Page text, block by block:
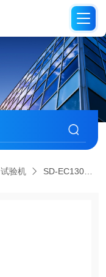
试验机 SD-EC130杯突试验机